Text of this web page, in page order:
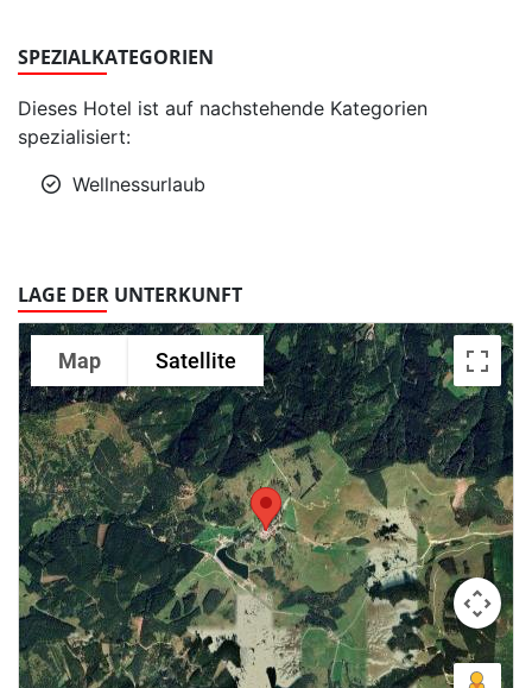
SPEZIALKATEGORIEN
Dieses Hotel ist auf nachstehende Kategorien
spezialisiert:
Wellnessurlaub
LAGE DER UNTERKUNFT
Map Satellite